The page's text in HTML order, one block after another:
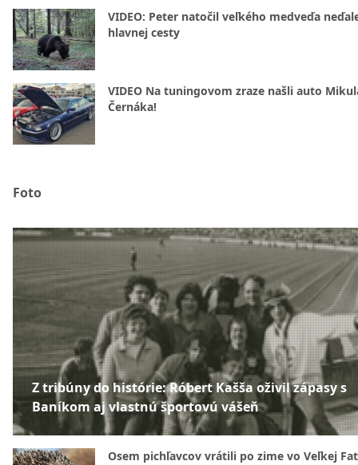
VIDEO: Peter natočil veľkého medveďa
hlavnej cesty
VIDEO Na tuningovom zraze našli auto
Černáka!
Foto
Z tribúny do histórie: Róbert Kašša oživil zápasy s
Baníkom aj vlastnú športovú vášeň
Osem pichľavcov vrátili po zime vo Veľkej